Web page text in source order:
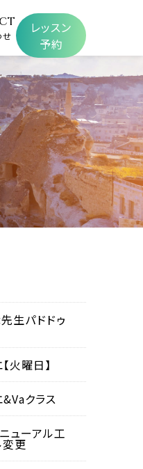
せ
レッスン
予約
生パドドゥ
火曜日】
クラス
ューアル工
変更